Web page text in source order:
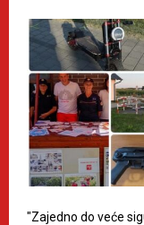
"Zajedno do veće